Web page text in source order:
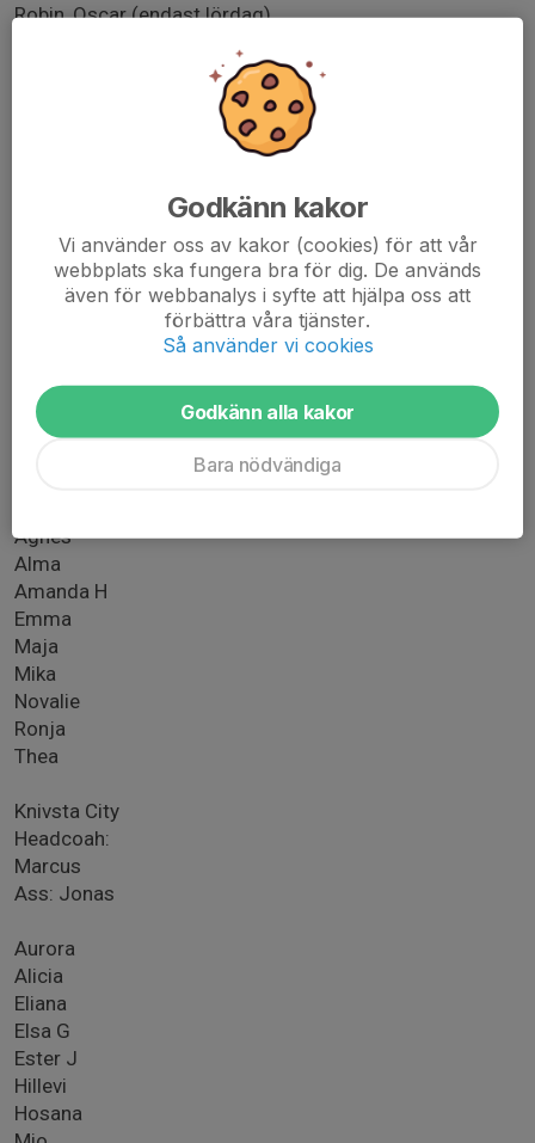
Robin, Oscar (endast lördag)
Milea
Nadja
Oumie
Headcoach: Malin.
Ass: Anton, Otto
Agnes
Alma
Amanda H
Emma
Maja
Mika
Novalie
Ronja
Thea
Knivsta City
Headcoah:
Marcus
Ass: Jonas
Aurora
Alicia
Eliana
Elsa G
Ester J
Hillevi
Hosana
Godkänn kakor
Vi använder oss av kakor (cookies) för att vår
webbplats ska fungera bra för dig. De används
även för webbanalys i syfte att hjälpa oss att
förbättra våra tjänster.
Så använder vi cookies
Godkänn alla kakor
Bara nödvändiga